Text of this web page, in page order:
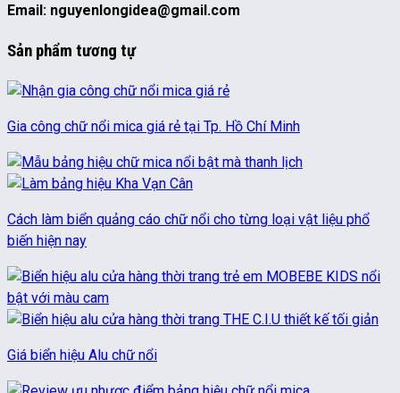
Email: nguyenlongidea@gmail.com
Sản phẩm tương tự
Gia công chữ nổi mica giá rẻ tại Tp. Hồ Chí Minh
Cách làm biển quảng cáo chữ nổi cho từng loại vật liệu phổ
biến hiện nay
Giá biển hiệu Alu chữ nổi